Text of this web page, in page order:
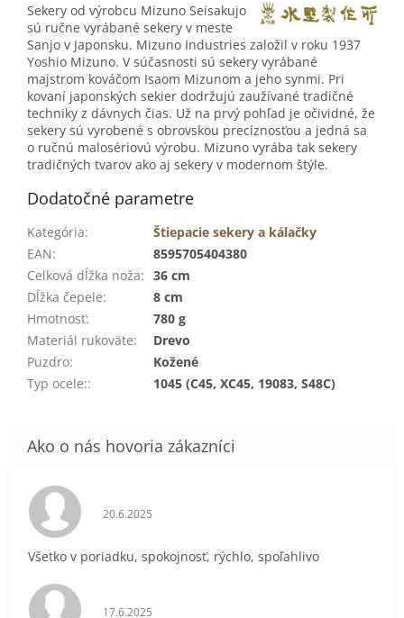
Sekery od výrobcu Mizuno Seisakujo
sú ručne vyrábané sekery v meste
Sanjo v Japonsku. Mizuno Industries založil v roku 1937
Yoshio Mizuno. V súčasnosti sú sekery vyrábané
majstrom kováčom Isaom Mizunom a jeho synmi. Pri
kovaní japonských sekier dodržujú zaužívané tradičné
techniky z dávnych čias. Už na prvý pohľad je očividné, že
sekery sú vyrobené s obrovskou precíznosťou a jedná sa
o ručnú malosériovú výrobu. Mizuno vyrába tak sekery
tradičných tvarov ako aj sekery v modernom štýle.
Dodatočné parametre
Kategória:
Štiepacie sekery a kálačky
EAN:
8595705404380
Celková dĺžka noža: 36 cm
Dĺžka čepele:
8 cm
Hmotnosť:
780 g
Materiál rukoväte:
Drevo
Puzdro:
Kožené
Typ ocele:: 1045 (C45, XC45, 19083, S48C)
Hodnotenie obchodu je 5 z 5 hviezdičiek.
20.6.2025
Všetko v poriadku, spokojnosť, rýchlo, spoľahlivo
Hodnotenie obchodu je 5 z 5 hviezdičiek.
17.6.2025